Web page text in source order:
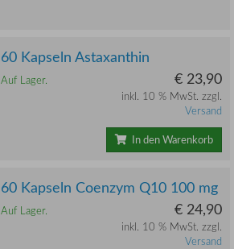
60 Kapseln Astaxanthin
Auf Lager. € 23,90
inkl. 10 % MwSt. zzgl.
Versand
In den Warenkorb
60 Kapseln Coenzym Q10 100 mg
Auf Lager. € 24,90
inkl. 10 % MwSt. zzgl.
Versand